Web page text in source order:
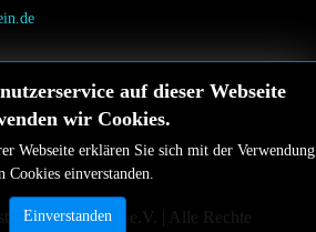
auf dieser Webseite
wir Cookies.
Webseite erklären Sie sich mit der Verwendung
Cookies einverstanden.
Einverstanden
Tennispark e.V. | Alle Rechte